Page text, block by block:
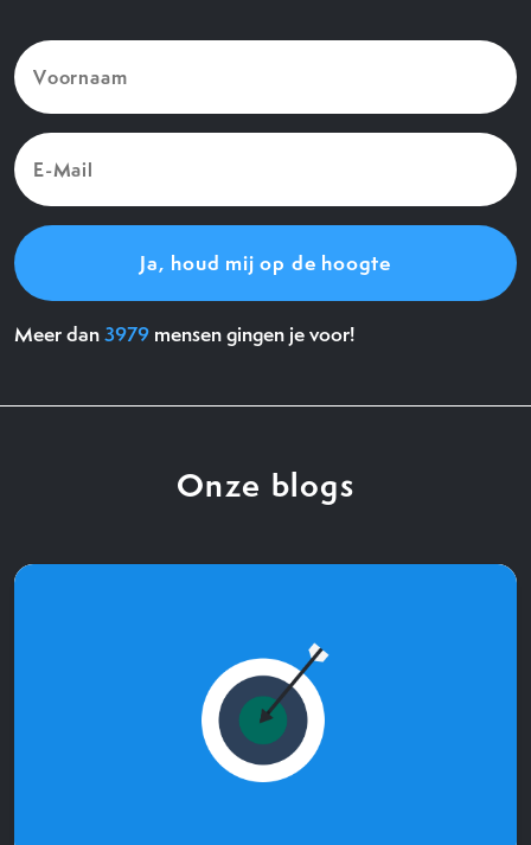
Voornaam
(Vereist)
E-
Mail
(Vereist)
Meer dan3979 mensen gingen je voor!
Onze blogs